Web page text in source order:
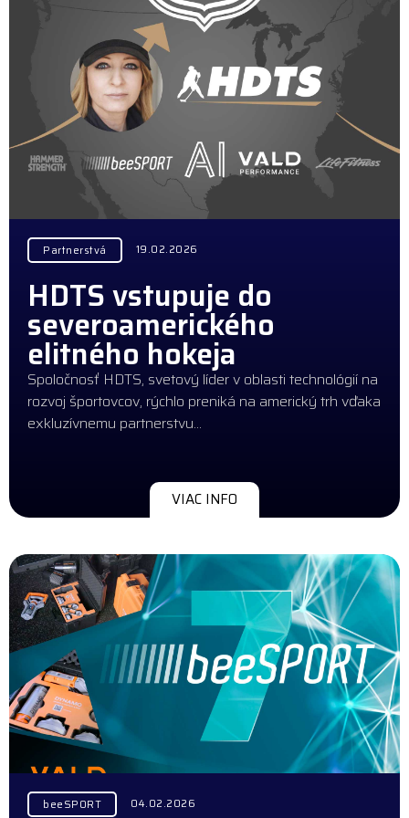
Partnerstvá 19.02.2026
HDTS vstupuje do
severoamerického
elitného hokeja
Spoločnosť HDTS, svetový líder v oblasti technológií na
rozvoj športovcov, rýchlo preniká na americký trh vďaka
exkluzívnemu partnerstvu…
VIAC INFO
beeSPORT 04.02.2026